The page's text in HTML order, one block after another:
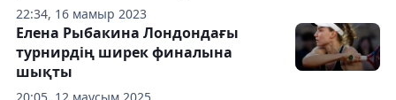
22:34, 16 мамыр 2023
20:05, 12 маусым 2025
Елена Рыбакина Лондондағы
турнирдің ширек финалына
шықты